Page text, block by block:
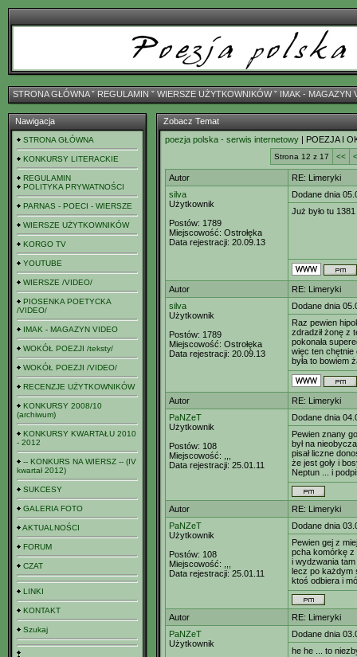
STRONA GŁÓWNAˇ REGULAMIN ˇ WIERSZE UŻYTKOWNIKÓWˇ IMAK - MAGAZYN
Nawigacja
STRONA GŁÓWNA
KONKURSY LITERACKIE
REGULAMIN
POLITYKA PRYWATNOŚCI
PARNAS - POECI - WIERSZE
WIERSZE UŻYTKOWNIKÓW
KORGO TV
YOUTUBE
WIERSZE /VIDEO/
PIOSENKA POETYCKA
/VIDEO/
IMAK - MAGAZYN VIDEO
WOKÓŁ POEZJI /teksty/
WOKÓŁ POEZJI /VIDEO/
RECENZJE UŻYTKOWNIKÓW
KONKURSY 2008/10
(archiwum)
KONKURSY KWARTAŁU 2010
- 2012
-- KONKURS NA WIERSZ -- (IV
kwartał 2012)
SUKCESY
GALERIA FOTO
AKTUALNOŚCI
FORUM
CZAT
LINKI
KONTAKT
Szukaj
Zobacz Temat
poezja polska - serwis internetowy | POEZJA I
Strona 12 z 17 << <
Autor
RE: Limeryki
silva
Użytkownik
Postów: 1789
Miejscowość: Ostrołęka
Data rejestracji: 20.09.13
Dodane dnia
Już było tu
Autor
RE: Limeryki
silva
Użytkownik
Postów: 1789
Miejscowość: Ostrołęka
Data rejestracji: 20.09.13
Dodane dnia
Raz pewien
zdradził żonę z
pokonała
więc ten chętnie
była to bowiem
Autor
RE: Limeryki
PaNZeT
Użytkownik
Postów: 108
Miejscowość:
Data rejestracji: 25.01.11
Dodane dnia
Pewien znany
był na
pisał liczne
że jest goły i
Neptun ... i
Autor
RE: Limeryki
PaNZeT
Użytkownik
Postów: 108
Miejscowość:
Data rejestracji: 25.01.11
Dodane dnia
Pewien gej z
pcha komórkę z
i wydzwania
lecz po każdym
ktoś odbiera i
Autor
RE: Limeryki
PaNZeT
Użytkownik
Dodane dnia
he he ... to